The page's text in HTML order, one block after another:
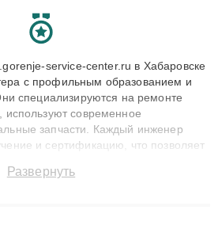
service-center.ru в Хабаровске
с профильным образованием и
специализируются на ремонте
используют современное
запчасти. Каждый инженер
и сертификацию, что позволяет
до 3 лет. Наши мастера
Развернуть